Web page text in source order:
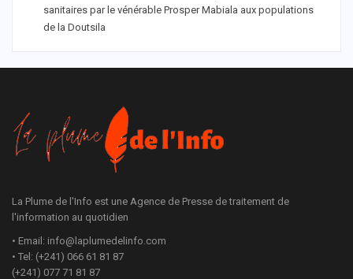
sanitaires par le vénérable Prosper Mabiala aux populations
de la Doutsila
La Plume de l'Info est une Agence de Presse de traitement de
l'information au quotidien
• Email: info@laplumedelinfo.com
• Tel: (+241) 066 61 81 87
(+241) 077 71 81 87